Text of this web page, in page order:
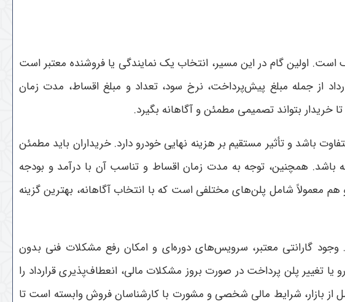
گزینه‌های مختلف است. اولین گام در این مسیر، انتخاب یک نمایندگی یا فروشنده معتبر است
شفاف باشد. در خرید اقساطی پژو 207، بررسی بندهای قرارداد از جمله مبلغ پیش‌پرداخت، نرخ سود، تعداد و مبلغ اقساط، مدت زمان
خریدار بتواند تصمیمی مطمئن و آگاهانه بگیرد.
نرخ بهره و هزینه‌های جانبی است. نرخ بهره در فروش اقساطی 207 می‌تواند متفاوت باشد و تأثیر مستقیم بر هزینه نهایی خودرو دارد. خریداران باید مطمئن
باشد. همچنین، توجه به مدت زمان اقساط و تناسب آن با درآمد و بودجه
معمولاً شامل پلن‌های مختلفی است که با انتخاب آگاهانه، بهترین گزینه
از عوامل کلیدی در انتخاب فروش اقساطی پژو 207 به شمار می‌آیند. وجود گارانتی معتبر، سرویس‌های دوره‌ای و امکان رفع مشکلات فنی بدون
تغییر پلن پرداخت در صورت بروز مشکلات مالی، انعطاف‌پذیری قرارداد را
خاطر می‌دهد. در نهایت، انتخاب بهترین فروش اقساطی 207 به شناخت کامل از بازار، شرایط مالی شخصی و مشورت با کارشناسان فروش وابسته است تا